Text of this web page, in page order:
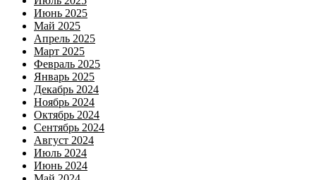
Июнь 2025
Май 2025
Апрель 2025
Март 2025
Февраль 2025
Январь 2025
Декабрь 2024
Ноябрь 2024
Октябрь 2024
Сентябрь 2024
Август 2024
Июль 2024
Июнь 2024